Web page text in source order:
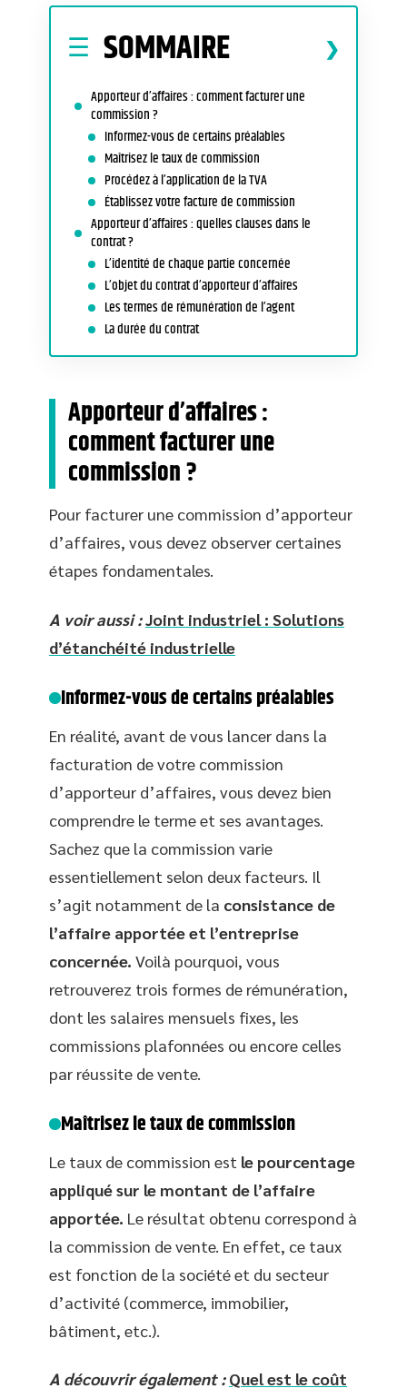
SOMMAIRE
Apporteur d’affaires : comment facturer une
commission ?
Informez-vous de certains préalables
Maîtrisez le taux de commission
Procédez à l’application de la TVA
Établissez votre facture de commission
Apporteur d’affaires : quelles clauses dans le
contrat ?
L’identité de chaque partie concernée
L’objet du contrat d’apporteur d’affaires
Les termes de rémunération de l’agent
La durée du contrat
Apporteur d’affaires :
comment facturer une
commission ?
Pour facturer une commission d’apporteur
d’affaires, vous devez observer certaines
étapes fondamentales.
A voir aussi :Joint industriel : Solutions
d’étanchéité industrielle
Informez-vous de certains préalables
En réalité, avant de vous lancer dans la
facturation de votre commission
d’apporteur d’affaires, vous devez bien
comprendre le terme et ses avantages.
Sachez que la commission varie
essentiellement selon deux facteurs. Il
s’agit notamment de la consistance de
l’affaire apportée et l’entreprise
concernée. Voilà pourquoi, vous
retrouverez trois formes de rémunération,
dont les salaires mensuels fixes, les
commissions plafonnées ou encore celles
par réussite de vente.
Maîtrisez le taux de commission
Le taux de commission est le pourcentage
appliqué sur le montant de l’affaire
apportée. Le résultat obtenu correspond à
la commission de vente. En effet, ce taux
est fonction de la société et du secteur
d’activité (commerce, immobilier,
bâtiment, etc.).
A découvrir également : Quel est le coût